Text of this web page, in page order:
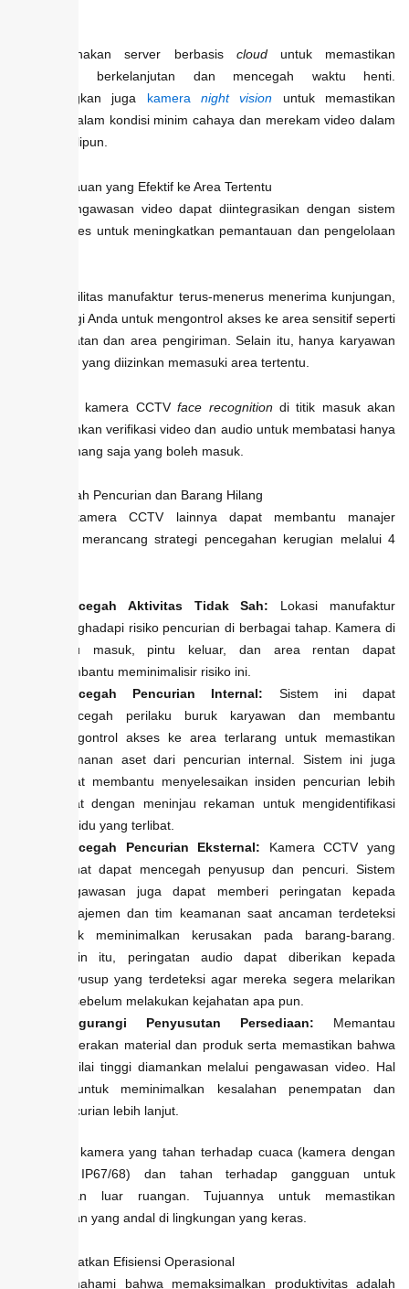
Gunakan server berbasis clouduntuk memastikan
perekaman berkelanjutan dan mencegah waktu henti.
Pertimbangkan juga kameranight vision untuk memastikan
visibilitas dalam kondisi minim cahaya dan merekam video dalam
gelap sekalipun.
2. Pemantauan yang Efektif ke Area Tertentu
Sistem pengawasan video dapat diintegrasikan dengan sistem
kontrol akses untuk meningkatkan pemantauan dan pengelolaan
Karena fasilitas manufaktur terus-menerus menerima kunjungan,
penting bagi Anda untuk mengontrol akses ke area sensitif seperti
dok pemuatan dan area pengiriman. Selain itu, hanya karyawan
berwenang yang diizinkan memasuki area tertentu.
Memasang kamera CCTVface recognition di titik masuk akan
memungkinkan verifikasi video dan audio untuk membatasi hanya
staf berwenang saja yang boleh masuk.
3. Mencegah Pencurian dan Barang Hilang
Manfaat kamera CCTV lainnya dapat membantu manajer
keamanan merancang strategi pencegahan kerugian melalui 4
Mencegah Aktivitas Tidak Sah: Lokasi manufaktur
menghadapi risiko pencurian di berbagai tahap. Kamera di
pintu masuk, pintu keluar, dan area rentan dapat
membantu meminimalisir risiko ini.
Mencegah Pencurian Internal: Sistem ini dapat
mencegah perilaku buruk karyawan dan membantu
mengontrol akses ke area terlarang untuk memastikan
keamanan aset dari pencurian internal. Sistem ini juga
dapat membantu menyelesaikan insiden pencurian lebih
cepat dengan meninjau rekaman untuk mengidentifikasi
individu yang terlibat.
Mencegah Pencurian Eksternal: Kamera CCTV yang
terlihat dapat mencegah penyusup dan pencuri. Sistem
pengawasan juga dapat memberi peringatan kepada
manajemen dan tim keamanan saat ancaman terdeteksi
untuk meminimalkan kerusakan pada barang-barang.
Selain itu, peringatan audio dapat diberikan kepada
penyusup yang terdeteksi agar mereka segera melarikan
diri sebelum melakukan kejahatan apa pun.
Mengurangi Penyusutan Persediaan: Memantau
pergerakan material dan produk serta memastikan bahwa
bernilai tinggi diamankan melalui pengawasan video. Hal
ini untuk meminimalkan kesalahan penempatan dan
pencurian lebih lanjut.
Pilih kamera yang tahan terhadap cuaca (kamera dengan
peringkat IP67/68) dan tahan terhadap gangguan untuk
pemantauan luar ruangan. Tujuannya untuk memastikan
pengawasan yang andal di lingkungan yang keras.
4. Meningkatkan Efisiensi Operasional
Kami memahami bahwa memaksimalkan produktivitas adalah